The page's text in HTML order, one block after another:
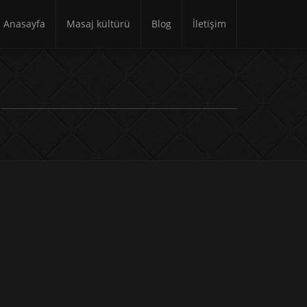
Anasayfa Masaj kültürü Blog İletişim